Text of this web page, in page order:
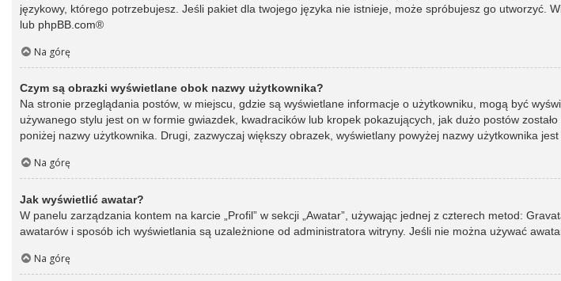
językowy, którego potrzebujesz. Jeśli pakiet dla twojego języka nie istnieje, może spróbujesz go utworzyć.
lub phpBB.com®
Na górę
Czym są obrazki wyświetlane obok nazwy użytkownika?
Na stronie przeglądania postów, w miejscu, gdzie są wyświetlane informacje o użytkowniku, mogą być
używanego stylu jest on w formie gwiazdek, kwadracików lub kropek pokazujących, jak dużo postów
poniżej nazwy użytkownika. Drugi, zazwyczaj większy obrazek, wyświetlany powyżej nazwy użytkownika
Na górę
Jak wyświetlić awatar?
W panelu zarządzania kontem na karcie „Profil” w sekcji „Awatar”, używając jednej z czterech metod:
awatarów i sposób ich wyświetlania są uzależnione od administratora witryny. Jeśli nie można używać
Na górę